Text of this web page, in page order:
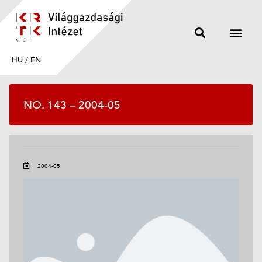
HU / EN
NO. 143 – 2004-05
2004-05